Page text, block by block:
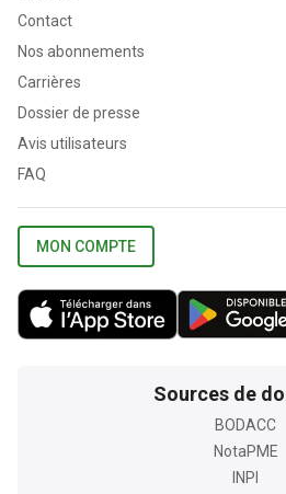
Contact
Nos abonnements
Carrières
Dossier de presse
Avis utilisateurs
FAQ
MON COMPTE
Sources de
BODACC
NotaPME
INPI